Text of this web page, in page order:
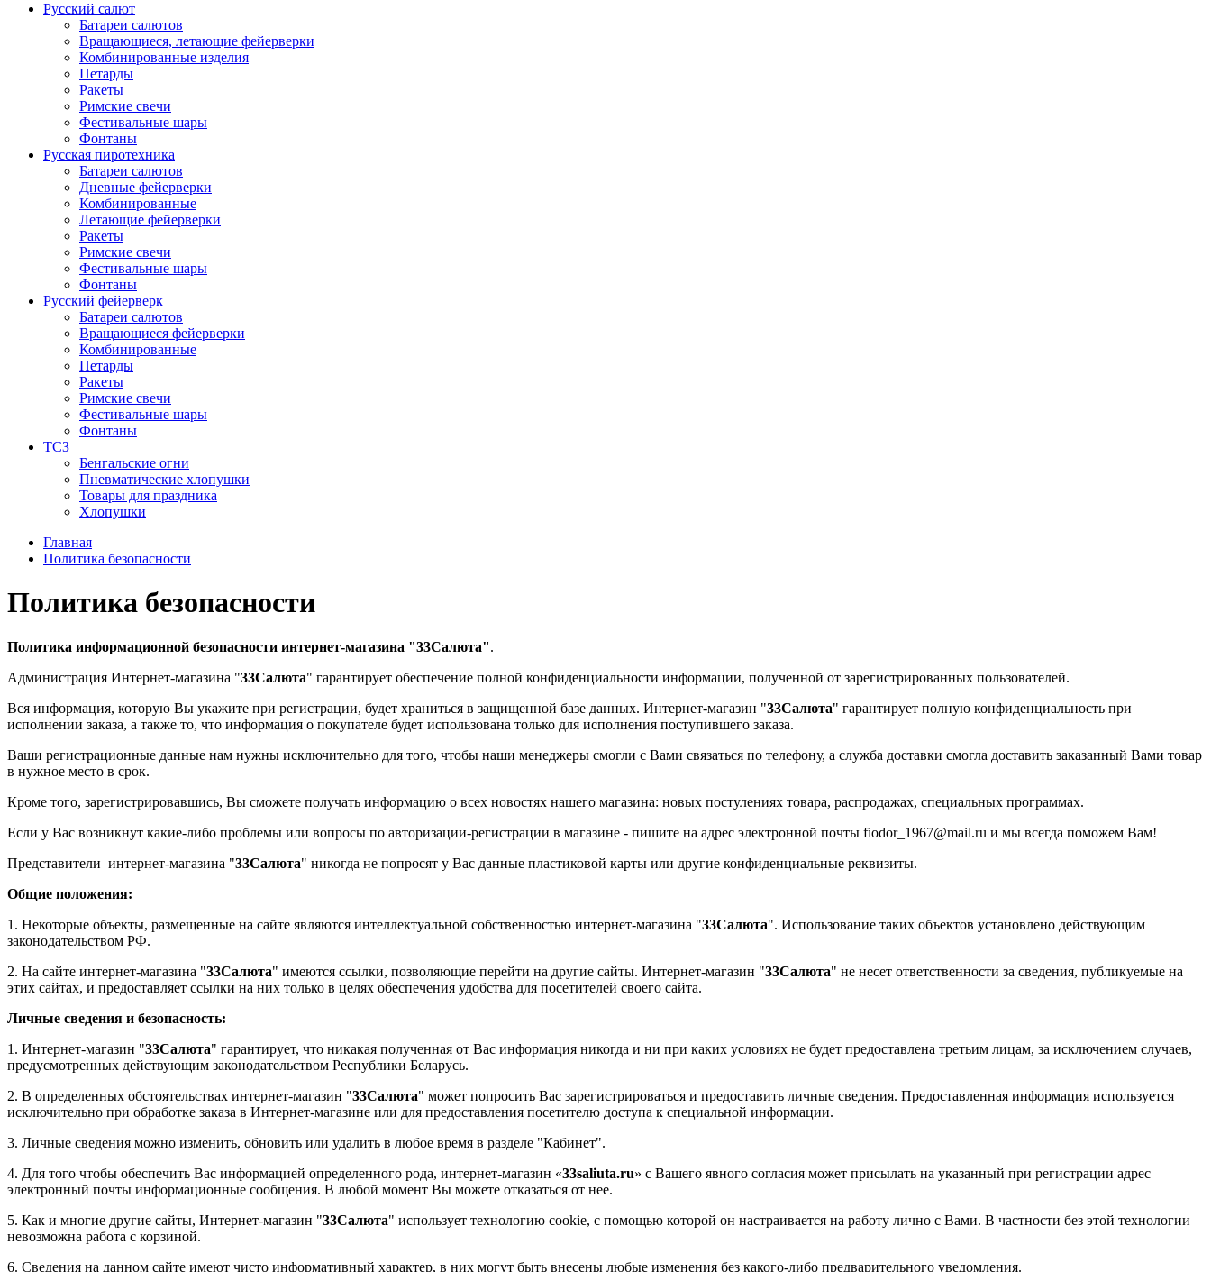
Русский салют
Батареи салютов
Вращающиеся, летающие фейерверки
Комбинированные изделия
Петарды
Ракеты
Римские свечи
Фестивальные шары
Фонтаны
Русская пиротехника
Батареи салютов
Дневные фейерверки
Комбинированные
Летающие фейерверки
Ракеты
Римские свечи
Фестивальные шары
Фонтаны
Русский фейерверк
Батареи салютов
Вращающиеся фейерверки
Комбинированные
Петарды
Ракеты
Римские свечи
Фестивальные шары
Фонтаны
ТСЗ
Бенгальские огни
Пневматические хлопушки
Товары для праздника
Хлопушки
Главная
Политика безопасности
Политика безопасности
Политика информационной безопасности интернет-магазина "33Салюта".
Администрация Интернет-магазина "33Салюта" гарантирует обеспечение полной конфиденциальности информации, полученной от зарегистрированных пользователей.
Вся информация, которую Вы укажите при регистрации, будет храниться в защищенной базе данных. Интернет-магазин "33Салюта" гарантирует полную конфиденциальность при
исполнении заказа, а также то, что информация о покупателе будет использована только для исполнения поступившего заказа.
Ваши регистрационные данные нам нужны исключительно для того, чтобы наши менеджеры смогли с Вами связаться по телефону, а служба доставки смогла доставить заказанный Вами товар
в нужное место в срок.
Кроме того, зарегистрировавшись, Вы сможете получать информацию о всех новостях нашего магазина: новых постулениях товара, распродажах, специальных программах.
Если у Вас возникнут какие-либо проблемы или вопросы по авторизации-регистрации в магазине - пишите на адрес электронной почты fiodor_1967@mail.ru и мы всегда поможем Вам!
Представители интернет-магазина "33Салюта" никогда не попросят у Вас данные пластиковой карты или другие конфиденциальные реквизиты.
Общие положения:
1. Некоторые объекты, размещенные на сайте являются интеллектуальной собственностью интернет-магазина "33Салюта". Использование таких объектов установлено действующим
законодательством РФ.
2. На сайте интернет-магазина "33Салюта" имеются ссылки, позволяющие перейти на другие сайты. Интернет-магазин "33Салюта" не несет ответственности за сведения, публикуемые на
этих сайтах, и предоставляет ссылки на них только в целях обеспечения удобства для посетителей своего сайта.
Личные сведения и безопасность:
1. Интернет-магазин "33Салюта" гарантирует, что никакая полученная от Вас информация никогда и ни при каких условиях не будет предоставлена третьим лицам, за исключением случаев,
предусмотренных действующим законодательством Республики Беларусь.
2. В определенных обстоятельствах интернет-магазин "33Салюта" может попросить Вас зарегистрироваться и предоставить личные сведения. Предоставленная информация используется
исключительно при обработке заказа в Интернет-магазине или для предоставления посетителю доступа к специальной информации.
3. Личные сведения можно изменить, обновить или удалить в любое время в разделе "Кабинет".
4. Для того чтобы обеспечить Вас информацией определенного рода, интернет-магазин «33saliuta.ru» с Вашего явного согласия может присылать на указанный при регистрации адрес
электронный почты информационные сообщения. В любой момент Вы можете отказаться от нее.
5. Как и многие другие сайты, Интернет-магазин "33Салюта" использует технологию cookie, с помощью которой он настраивается на работу лично с Вами. В частности без этой технологии
невозможна работа с корзиной.
6. Сведения на данном сайте имеют чисто информативный характер, в них могут быть внесены любые изменения без какого-либо предварительного уведомления.